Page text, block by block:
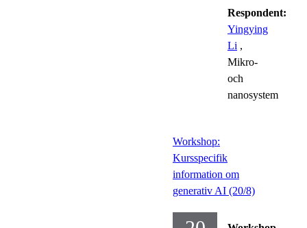
Respondent:
Yingying
Li ,
Mikro-
och
nanosystem
Workshop:
Kursspecifik
information om
generativ AI (20/8)